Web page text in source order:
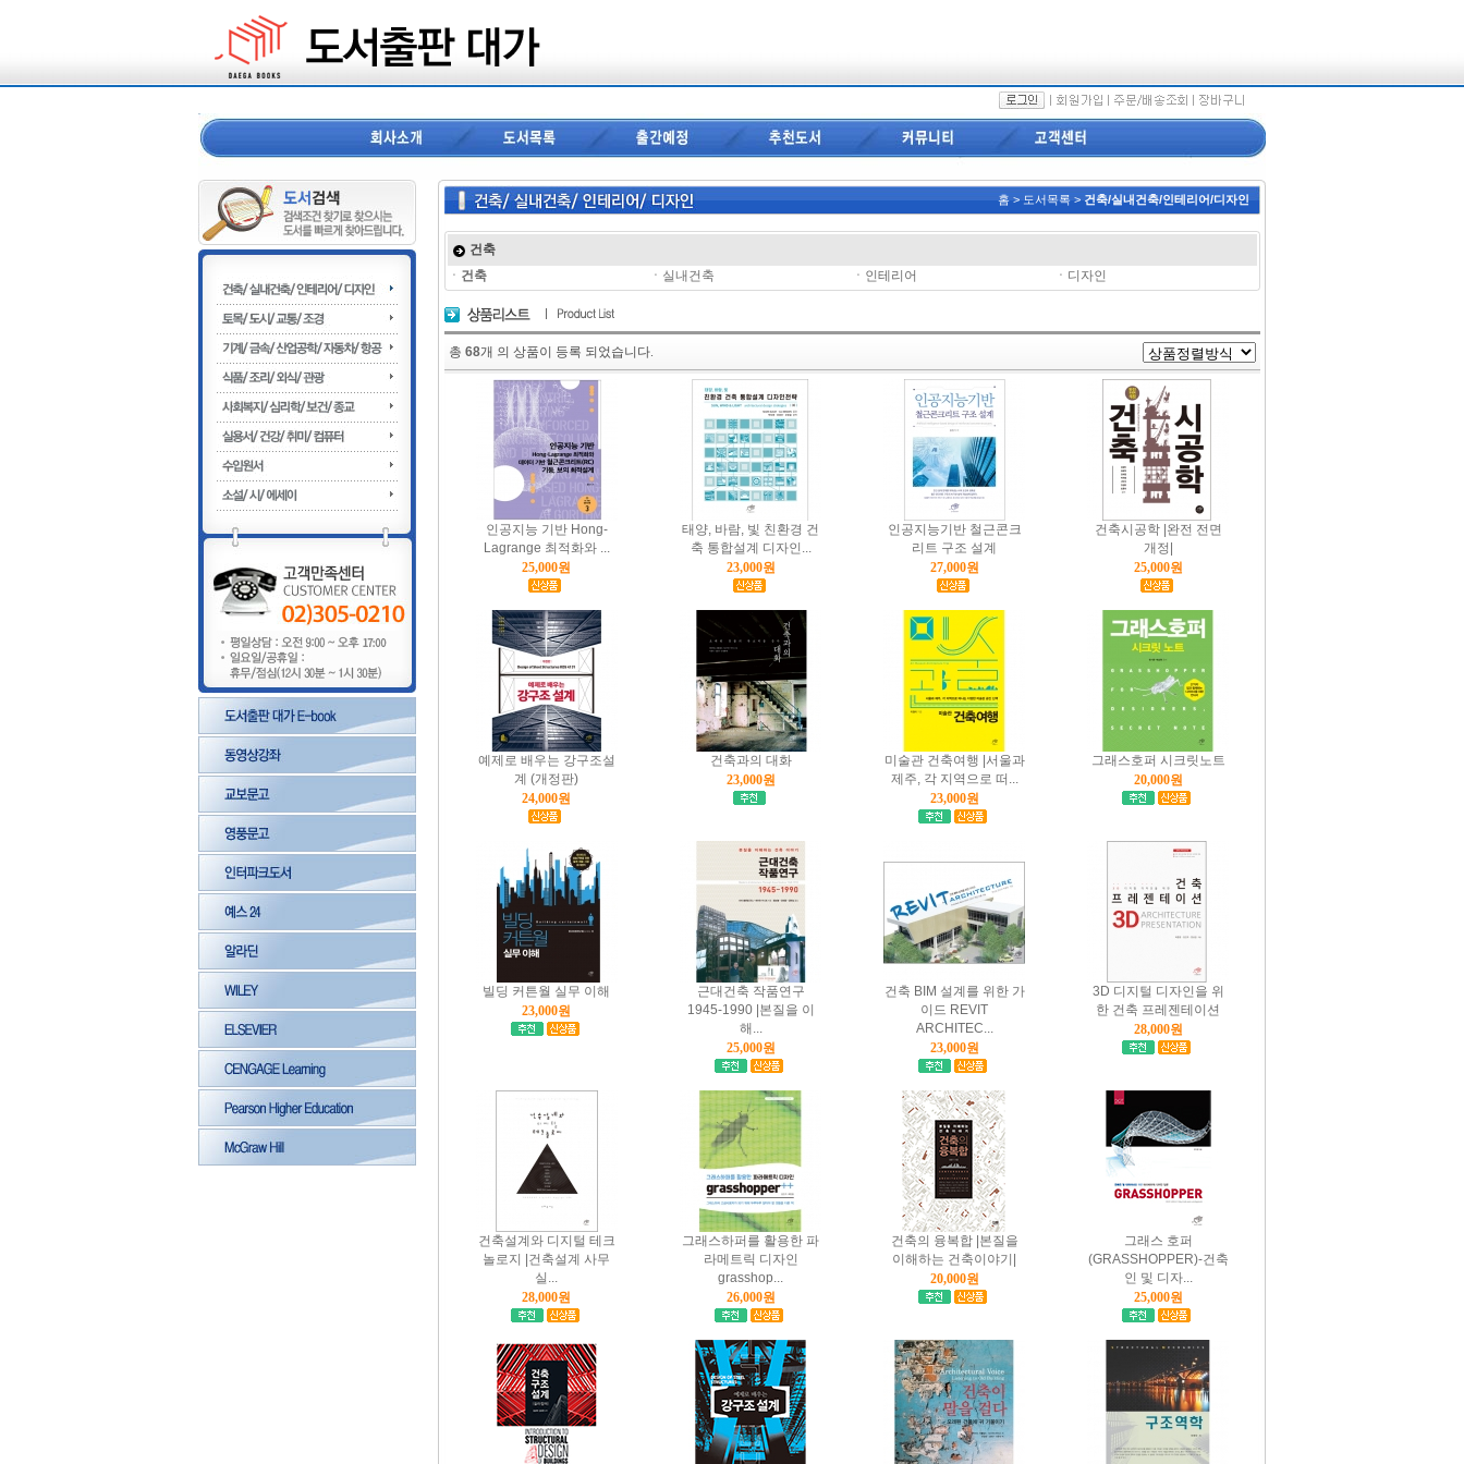
홈 > 도서목록 > 건축/실내건축/인테리어/디자인
건축
ㆍ 건축 ㆍ 실내건축 ㆍ 인테리어 ㆍ 디자인
총 68개 의 상품이 등록 되었습니다.
인공지능 기반 Hong-
Lagrange 최적화와 ...
25,000원
태양, 바람, 빛 친환경 건
축 통합설계 디자인...
23,000원
인공지능기반 철근콘크
리트 구조 설계
27,000원
건축시공학 |완전 전면
개정|
25,000원
예제로 배우는 강구조설
계 (개정판)
24,000원
건축과의 대화
23,000원
미술관 건축여행 |서울과
제주, 각 지역으로 떠...
23,000원
그래스호퍼 시크릿노트
20,000원
빌딩 커튼월 실무 이해
23,000원
근대건축 작품연구
1945-1990 |본질을 이
해...
25,000원
건축 BIM 설계를 위한 가
이드 REVIT
ARCHITEC...
23,000원
3D 디지털 디자인을 위
한 건축 프레젠테이션
28,000원
건축설계와 디지털 테크
놀로지 |건축설계 사무
실...
28,000원
그래스하퍼를 활용한 파
라메트릭 디자인
grasshop...
26,000원
건축의 융복합 |본질을
이해하는 건축이야기|
20,000원
그래스 호퍼
(GRASSHOPPER)-건축
인 및 디자...
25,000원